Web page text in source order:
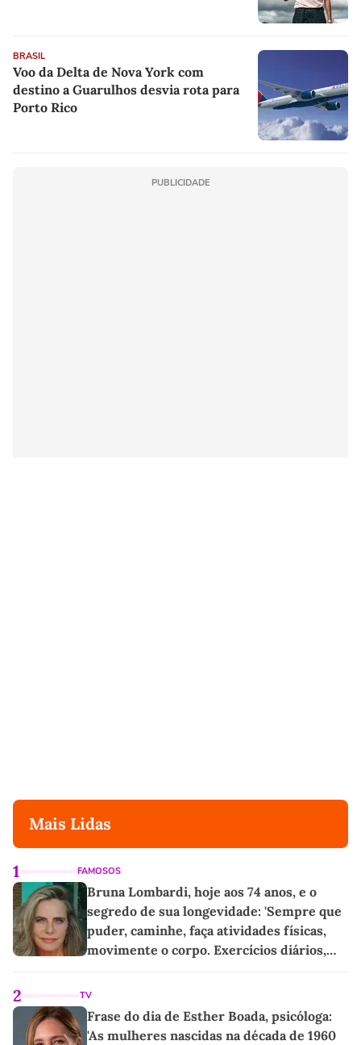
BRASIL
Voo da Delta de Nova York com
destino a Guarulhos desvia rota para
Porto Rico
PUBLICIDADE
Mais Lidas
1 FAMOSOS
Bruna Lombardi, hoje aos 74 anos, e o
segredo de sua longevidade: 'Sempre que
puder, caminhe, faça atividades físicas,
movimente o corpo. Exercícios diários,
2 TV
Frase do dia de Esther Boada, psicóloga:
'As mulheres nascidas na década de 1960